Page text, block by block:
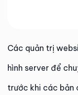
Các quản trị
hình server để
trước khi các bản